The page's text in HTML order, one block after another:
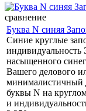
сравнение
Буква N синяя
Синие круглые
индивидуальность
насыщенного
Вашего делового
минималистичный
буквы N на
и